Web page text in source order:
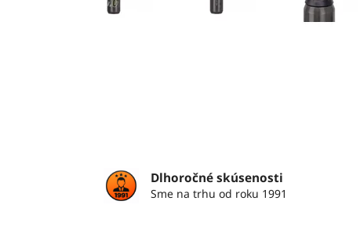
Dlhoročné skúsenosti
Sme na trhu od roku 1991